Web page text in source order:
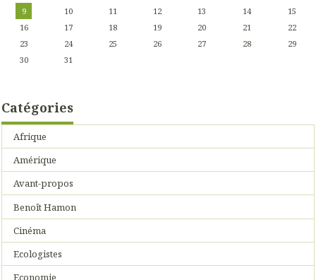
9 10 11 12 13 14
15
16
17 18 19 20 21
22
23
24 25 26 27 28
29
30
31
Catégories
Afrique
Amérique
Avant-propos
Benoît Hamon
Cinéma
Ecologistes
Economie